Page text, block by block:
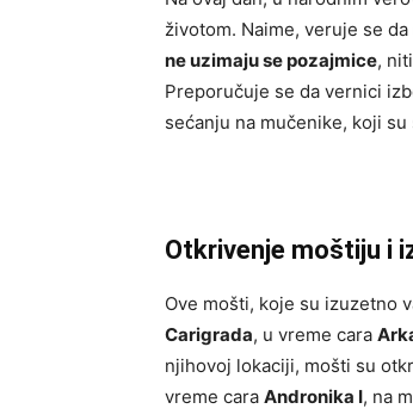
životom. Naime, veruje se da
ne uzimaju se pozajmice,
Preporučuje se da vernici
sećanju na mučenike, koji
Otkrivenje moštiju i
Ove mošti, koje su izuzetno
Carigrada, u vreme cara
njihovoj lokaciji, mošti su
vreme cara Andronika I, na